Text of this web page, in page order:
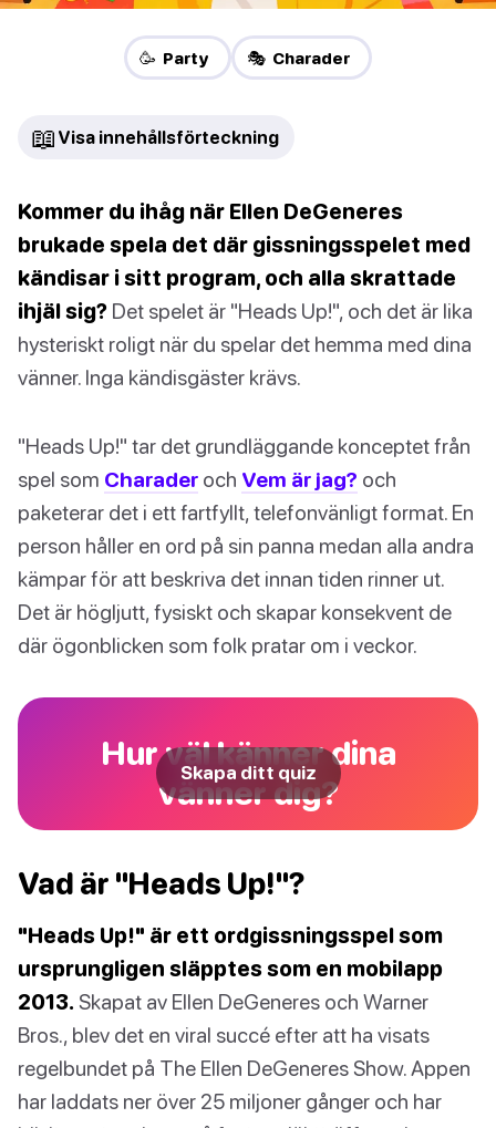
🥳 Party 🎭 Charader
📖 Visa innehållsförteckning
Kommer du ihåg när Ellen DeGeneres
brukade spela det där gissningsspelet med
kändisar i sitt program, och alla skrattade
ihjäl sig? Det spelet är "Heads Up!", och det är lika
hysteriskt roligt när du spelar det hemma med dina
vänner. Inga kändisgäster krävs.
"Heads Up!" tar det grundläggande konceptet från
spel som Charader och Vem är jag? och
paketerar det i ett fartfyllt, telefonvänligt format. En
person håller en ord på sin panna medan alla andra
kämpar för att beskriva det innan tiden rinner ut.
Det är högljutt, fysiskt och skapar konsekvent de
där ögonblicken som folk pratar om i veckor.
Hur väl känner dina
vänner dig?
Skapa ditt quiz
Vad är "Heads Up!"?
"Heads Up!" är ett ordgissningsspel som
ursprungligen släpptes som en mobilapp
2013. Skapat av Ellen DeGeneres och Warner
Bros., blev det en viral succé efter att ha visats
regelbundet på The Ellen DeGeneres Show. Appen
har laddats ner över 25 miljoner gånger och har